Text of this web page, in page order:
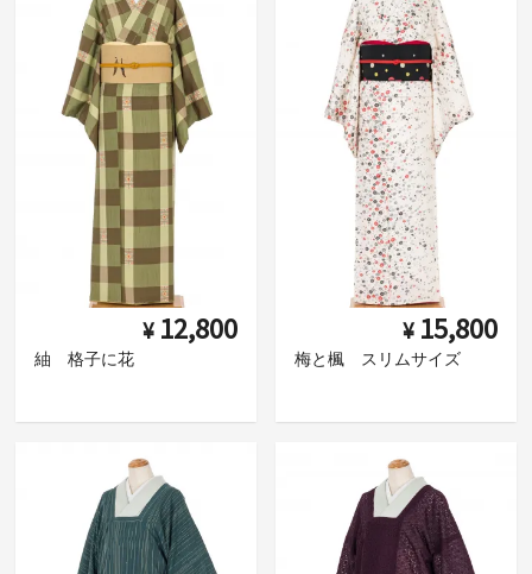
¥ 12,800
紬 格子に花
¥ 15,800
梅と楓 スリムサイズ